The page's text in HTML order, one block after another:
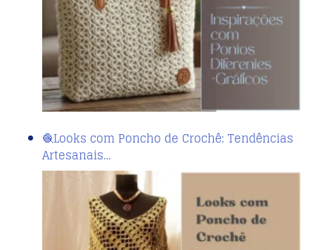
🧶Looks com Poncho de Crochê: Tendências
Artesanais…